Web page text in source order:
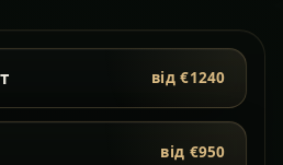
від €1240
від €950